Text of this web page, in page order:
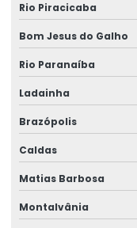
Serviço de assessoria
Serviço de assistência
Serviço de avaliação
Serviço de consultoria
Serviço de perícia
Serviço de perícia
Rio Piracicaba
Bom Jesus do Galho
Rio Paranaíba
Ladainha
Brazópolis
Caldas
Matias Barbosa
Montalvânia